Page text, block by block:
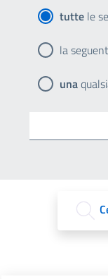
tutte le
la
una